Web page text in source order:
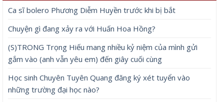
Ca sĩ bolero Phương Diễm Huyền trước khi bị bắt
Chuyện gì đang xảy ra với Huấn Hoa Hồng?
(S)TRONG Trọng Hiếu mang nhiều kỷ niệm của mình gửi
gắm vào (anh vẫn yêu em) đến giây cuối cùng
Học sinh Chuyên Tuyên Quang đăng ký xét tuyển vào
những trường đại học nào?